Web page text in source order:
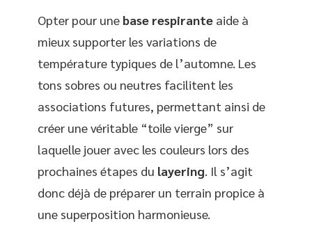
Opter pour une base respirante aide à
mieux supporter les variations de
température typiques de l’automne. Les
tons sobres ou neutres facilitent les
associations futures, permettant ainsi de
créer une véritable “toile vierge” sur
laquelle jouer avec les couleurs lors des
prochaines étapes du layering. Il s’agit
donc déjà de préparer un terrain propice à
une superposition harmonieuse.